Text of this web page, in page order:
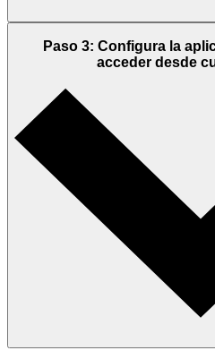
Paso 3: Configura la
acceder desde